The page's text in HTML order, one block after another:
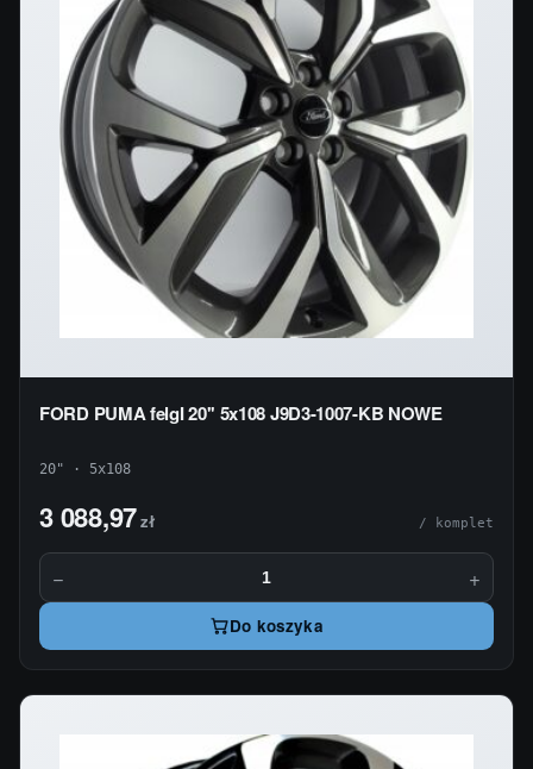
FORD PUMA felgI 20'' 5x108 J9D3-1007-KB NOWE
20" · 5x108
3 088,97zł / komplet
− +
Do koszyka